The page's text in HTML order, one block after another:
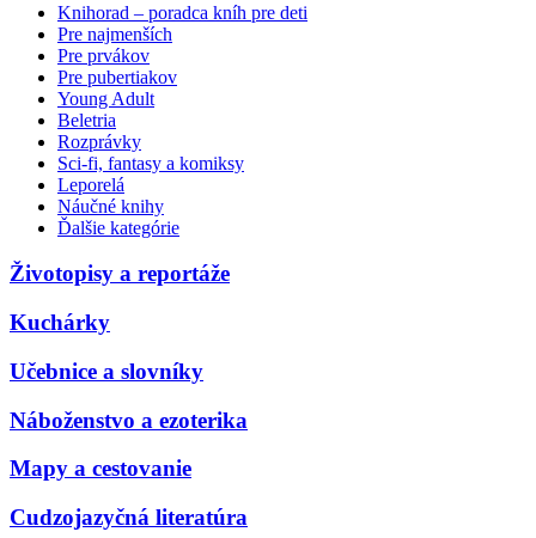
Knihorad – poradca kníh pre deti
Pre najmenších
Pre prvákov
Pre pubertiakov
Young Adult
Beletria
Rozprávky
Sci-fi, fantasy a komiksy
Leporelá
Náučné knihy
Ďalšie kategórie
Životopisy a reportáže
Kuchárky
Učebnice a slovníky
Náboženstvo a ezoterika
Mapy a cestovanie
Cudzojazyčná literatúra